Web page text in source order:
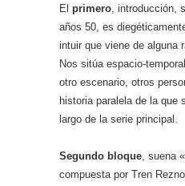
El primero, introducción,
años 50, es
intuir que viene de alguna
Nos sitúa espacio-
otro escenario, otros
historia paralela de la que
largo de la serie principal.
Segundo bloque, suena
compuesta por Tren